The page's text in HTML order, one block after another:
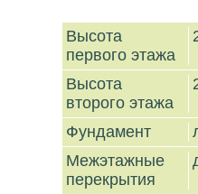
Высота
первого этажа
Высота
второго этажа
Фундамент
Межэтажные
перекрытия